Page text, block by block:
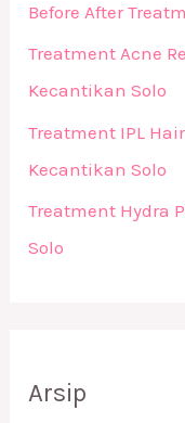
Before After
Treatment Acne
Kecantikan Solo
Treatment IPL
Kecantikan Solo
Treatment Hydra
Solo
Arsip